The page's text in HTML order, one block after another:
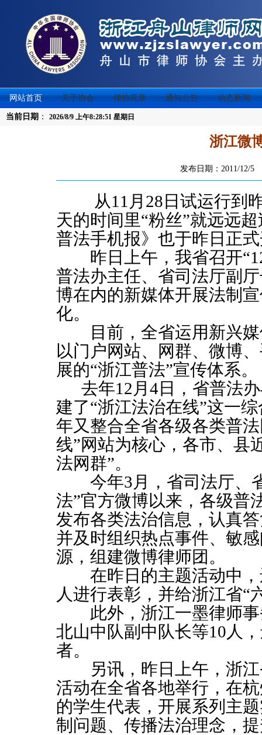
网站首页 关于协会 律协规章 通知公告 动态新闻
当前日期 ： 2026/8/9 上午8:28:51 星期日
浙江微
发布日期：2011/12/
从11 月 28 日 试运行到
天的时间里“粉丝”就远远超
普法手机报》也于昨日正
昨日上午，我省召开“
普法办主任、省司法厅副
博在内的新媒体开展法制
化。
目前，全省运用新兴媒
以门户网站、网群、微博
展的“浙江普法”宣传体系。
去年12 月 4 日，省普法
建了“浙江法治在线”这一
年又整合全省各级各类普
线”网站为核心，各市、县
法网群”。
今年3月，省司法厅、
法”官方微博以来，各级普
发布各类法治信息，认真
并及时组织热点事件、敏
源，组建微博律师团。
在昨日的主题活动中，
人进行表彰，并给浙江省“
此外，浙江一墨律师事
北山中队副中队长等10 人
者。
另讯，昨日上午，浙江
活动在全省各地举行，在
的学生代表，开展系列主
制问题、传播法治理念，